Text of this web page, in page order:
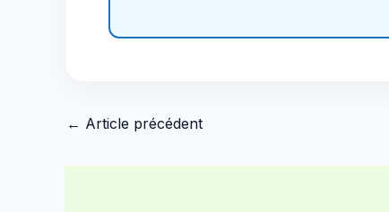
← Article précédent